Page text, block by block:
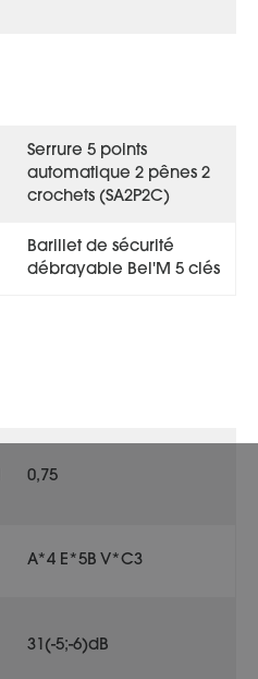
Serrure 5 points
automatique 2 pênes 2
crochets (SA2P2C)
Barillet de sécurité
débrayable Bel'M 5 clés
0,75
A*4 E*5B V*C3
31(-5;-6)dB